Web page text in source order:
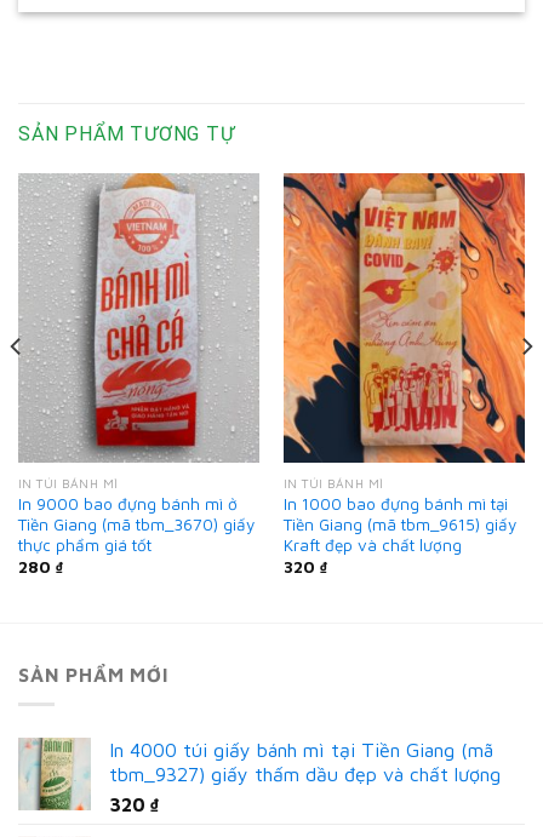
SẢN PHẨM TƯƠNG TỰ
IN TÚI BÁNH MÌ
In 9000 bao đựng bánh mì ở
Tiền Giang (mã tbm_3670) giấy
thực phẩm giá tốt
280 ₫
IN TÚI BÁNH MÌ
In 1000 bao đựng bánh mì tại
Tiền Giang (mã tbm_9615) giấy
Kraft đẹp và chất lượng
320 ₫
SẢN PHẨM MỚI
In 4000 túi giấy bánh mì tại Tiền Giang (mã
tbm_9327) giấy thấm dầu đẹp và chất lượng
320 ₫